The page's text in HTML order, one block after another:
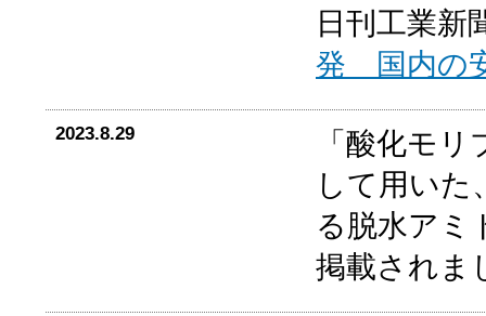
日刊工業新
発 国内の
2023.8.29
「酸化モ
して用い
る脱水アミ
掲載されま